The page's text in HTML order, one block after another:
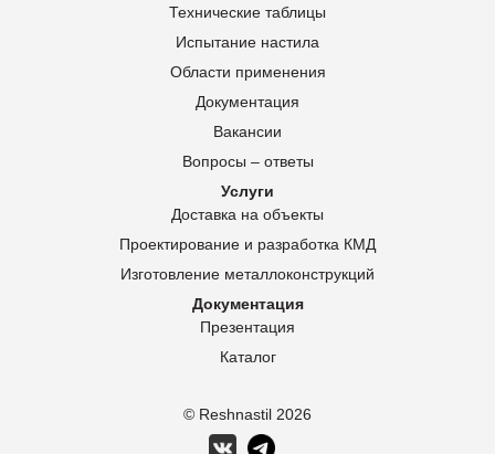
© Reshnastil 2026
Технические таблицы
Испытание настила
Области применения
Документация
Вакансии
Вопросы – ответы
Услуги
Доставка на объекты
Проектирование и разработка КМД
Изготовление металлоконструкций
Документация
Презентация
Каталог